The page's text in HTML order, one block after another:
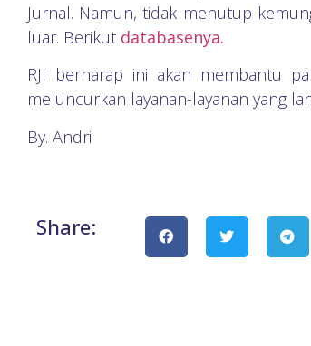
Jurnal. Namun, tidak menutup
luar. Berikut databasenya.
RJI berharap ini akan membantu
meluncurkan layanan-layanan yang
By. Andri
Share: